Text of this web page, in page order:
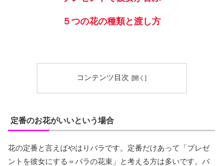
５つの花の種類と渡し方
コンテンツ目次
定番のお花がいいという場合
花の定番と言えばやはりバラです。定番だけあって「プレゼ
ントを彼女にする＝バラの花束」と考える方は多いです。バ